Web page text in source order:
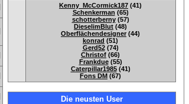
Kenny_McCormick187 (41)
Schenkerman (65)
schotterberny(57)
DieselimBlut (48)
Oberflächendesigner (44)
konrad (51)
Gerd52(74)
Christof (66)
Frankdue(55)
Caterpillar1985(41)
Fons DM (67)
Die neusten User